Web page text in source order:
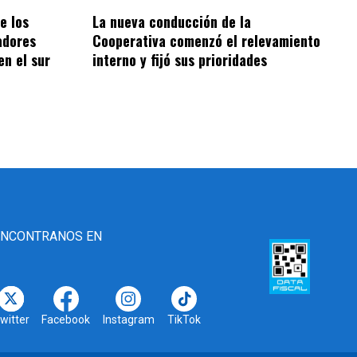
los
el sur
La nueva conducción de la
Cooperativa comenzó el relevamiento
interno y fijó sus prioridades
EN
Facebook Instagram TikTok